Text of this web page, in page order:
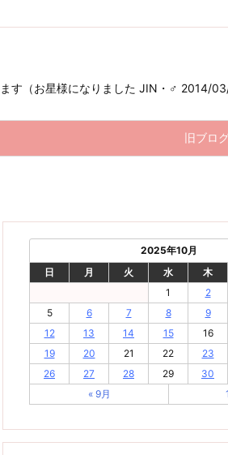
す（お星様になりました JIN・♂ 2014/
旧ブロ
2025年10月
日
月 火 水 木
1
2
5
6 7 8 9
12
13 14 15 16
19
20 21 22 23
26
27 28 29 30
« 9月